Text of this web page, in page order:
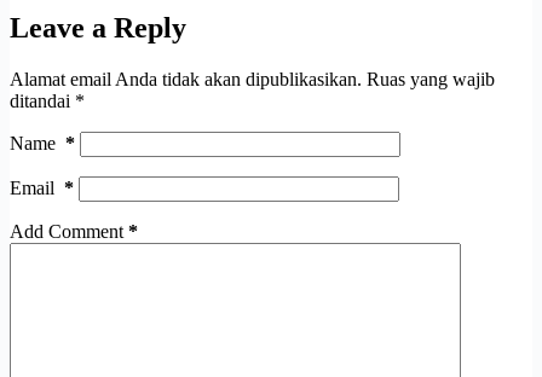
Leave a Reply
Alamat email Anda tidak akan dipublikasikan. Ruas yang wajib
ditandai *
Name *
Email *
Add Comment *